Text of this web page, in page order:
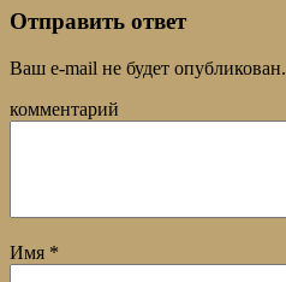
Отправить ответ
Ваш e-mail не будет опубликован.
комментарий
Имя *